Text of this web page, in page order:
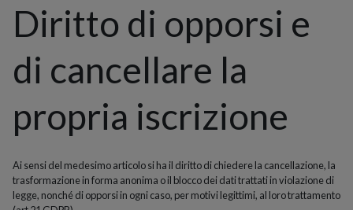
Diritto di opporsi e
di cancellare la
propria iscrizione
Ai sensi del medesimo articolo si ha il diritto di chiedere la cancellazione, la
trasformazione in forma anonima o il blocco dei dati trattati in violazione di
legge, nonché di opporsi in ogni caso, per motivi legittimi, al loro trattamento